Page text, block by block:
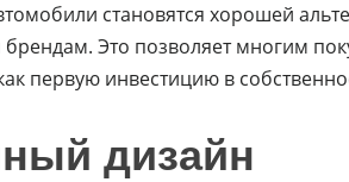
становятся хорошей
Это позволяет многим
первую инвестицию в
дизайн